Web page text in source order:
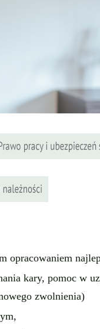
opracowaniem
kary, pomoc w
zwolnienia)